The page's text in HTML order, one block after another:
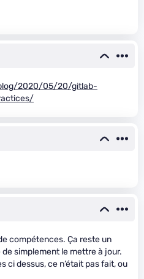
2020/05/20/gitlab-
compétences. Ça reste un
simplement le mettre à jour.
ci dessus, ce n’était pas fait, ou